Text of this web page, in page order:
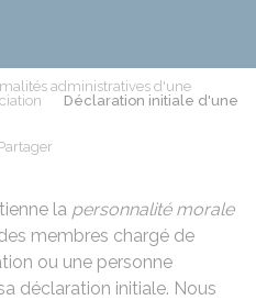
administratives d'une
Déclaration initiale d'une
la personnalité morale
membres chargé de
ou une personne
déclaration initiale. Nous